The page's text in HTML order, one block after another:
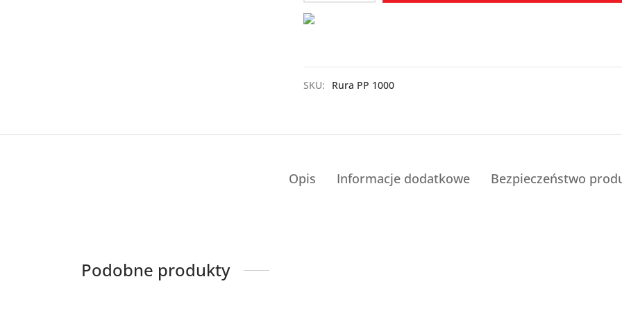
SKU: Rura PP 1000
Opis Informacje dodatkowe Bezpieczeństwo
Podobne produkty